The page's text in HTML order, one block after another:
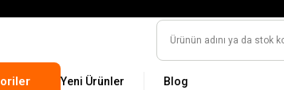
Yeni Ürünler Blog